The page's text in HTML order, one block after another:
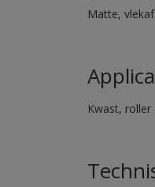
Matte,
Kwast,